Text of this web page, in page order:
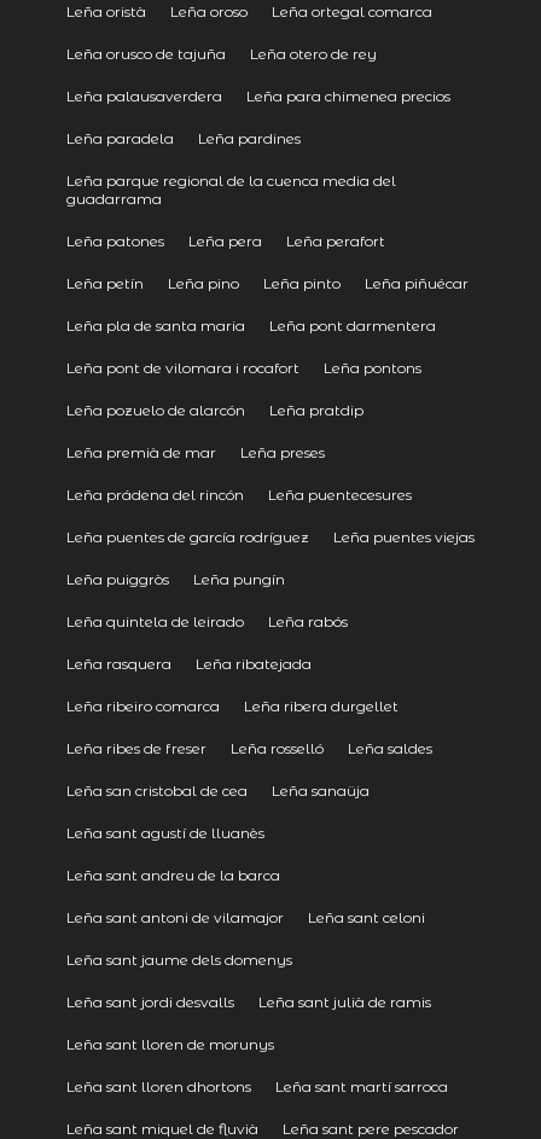
Leña oristà Leña oroso Leña ortegal comarca
Leña orusco de tajuña Leña otero de rey
Leña palausaverdera Leña para chimenea precios
Leña paradela Leña pardines
Leña parque regional de la cuenca media del
guadarrama
Leña patones Leña pera Leña perafort
Leña petín Leña pino Leña pinto Leña piñuécar
Leña pla de santa maria Leña pont darmentera
Leña pont de vilomara i rocafort Leña pontons
Leña pozuelo de alarcón Leña pratdip
Leña premià de mar Leña preses
Leña prádena del rincón Leña puentecesures
Leña puentes de garcía rodríguez Leña puentes viejas
Leña puiggròs Leña pungín
Leña quintela de leirado Leña rabós
Leña rasquera Leña ribatejada
Leña ribeiro comarca Leña ribera durgellet
Leña ribes de freser Leña rosselló Leña saldes
Leña san cristobal de cea Leña sanaüja
Leña sant agustí de lluanès
Leña sant andreu de la barca
Leña sant antoni de vilamajor Leña sant celoni
Leña sant jaume dels domenys
Leña sant jordi desvalls Leña sant julià de ramis
Leña sant lloren de morunys
Leña sant lloren dhortons Leña sant martí sarroca
Leña sant miquel de fluvià Leña sant pere pescador